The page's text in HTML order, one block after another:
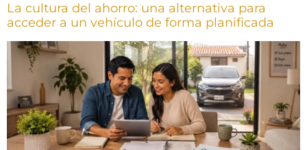
La cultura del ahorro: una alternativa para
acceder a un vehículo de forma planificada